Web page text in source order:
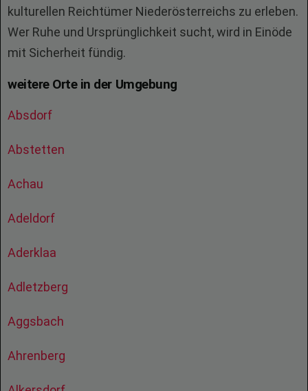
kulturellen Reichtümer Niederösterreichs zu erleben.
Wer Ruhe und Ursprünglichkeit sucht, wird in Einöde
mit Sicherheit fündig.
weitere Orte in der Umgebung
Absdorf
Abstetten
Achau
Adeldorf
Aderklaa
Adletzberg
Aggsbach
Ahrenberg